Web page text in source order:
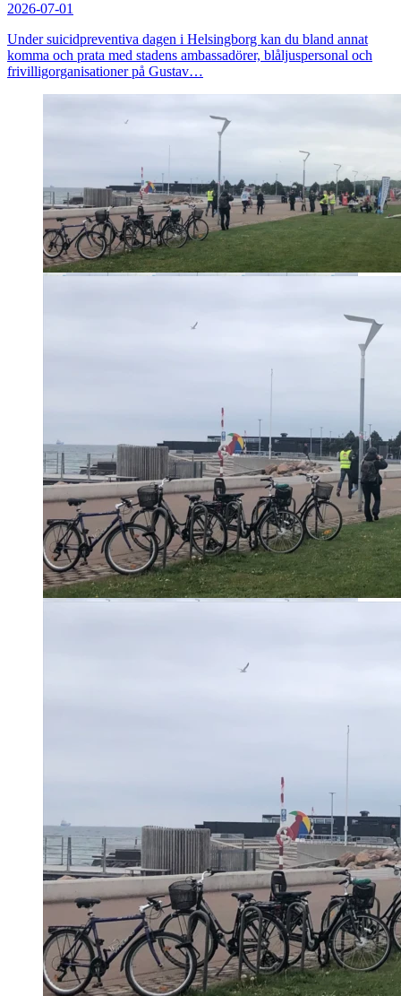
2026-07-01
Under suicidpreventiva dagen i Helsingborg kan du bland annat
komma och prata med stadens ambassadörer, blåljuspersonal och
frivilligorganisationer på Gustav…